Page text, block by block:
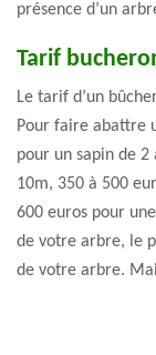
présence d’un
Tarif
Le tarif d’un
Pour faire abattre
pour un sapin de 2
10m, 350 à 500
600 euros pour
de votre arbre, le
de votre arbre.